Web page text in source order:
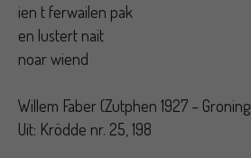
ien t ferwailen pak
en lustert nait
noar wiend
Willem Faber (Zutphen 1927 –
Uit: Krödde nr. 25, 198